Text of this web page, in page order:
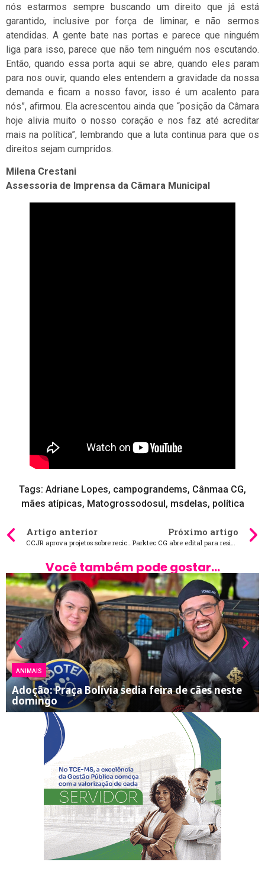
nós estarmos sempre buscando um direito que já está
garantido, inclusive por força de liminar, e não sermos
atendidas. A gente bate nas portas e parece que ninguém
liga para isso, parece que não tem ninguém nos escutando.
Então, quando essa porta aqui se abre, quando eles param
para nos ouvir, quando eles entendem a gravidade da nossa
demanda e ficam a nosso favor, isso é um acalento para
nós”, afirmou. Ela acrescentou ainda que “posição da Câmara
hoje alivia muito o nosso coração e nos faz até acreditar
mais na política”, lembrando que a luta continua para que os
direitos sejam cumpridos.
Milena Crestani
Assessoria de Imprensa da Câmara Municipal
Tags: Adriane Lopes, campograndems, Cânmaa CG,
mães atípicas, Matogrossodosul, msdelas, política
Artigo anterior Próximo artigo
Você também pode gostar...
ANIMAIS
Adoção: Praça Bolívia sedia feira de cães neste
domingo